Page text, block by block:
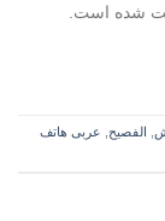
شده است.
الفصيح
عربی هاتف